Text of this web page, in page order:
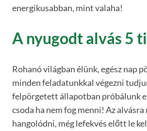
energikusabban, mint valaha!
A nyugodt alvás 5
Rohanó világban élünk, egész nap
minden feladatunkkal végezni
felpörgetett állapotban próbálunk
csoda ha nem fog menni! Az alvásra
hangolódni, még lefekvés előtt le